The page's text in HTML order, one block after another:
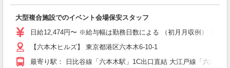
大型複合施設でのイベント会場保安スタッフ
日給12,474円〜 ※給与幅は勤務日数による （初月月収例）
【六本木ヒルズ】 東京都港区六本木6-10-1
最寄り駅： 日比谷線「六本木駅」1C出口直結 大江戸線「六本木